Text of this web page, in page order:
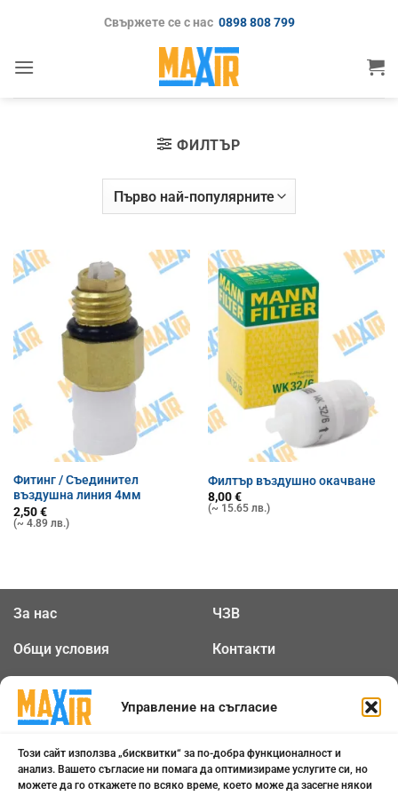
Управление на съгласие
Този сайт използва „бисквитки“ за по-добра функционалност и
анализ. Вашето съгласие ни помага да оптимизираме услугите си, но
можете да го откажете по всяко време, което може да засегне някои
Свържете се с нас 0898 808 799
ФИЛТЪР
Фитинг / Съединител
въздушна линия 4мм
2,50€
(~ 4.89 лв.)
Филтър въздушно окачване
8,00€
(~ 15.65 лв.)
За нас
Общи условия
поверителност
ЧЗВ
Контакти